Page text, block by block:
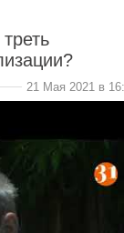
21 Мая 2021 в